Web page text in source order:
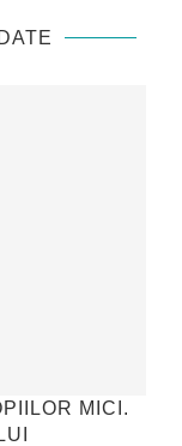
MICI.